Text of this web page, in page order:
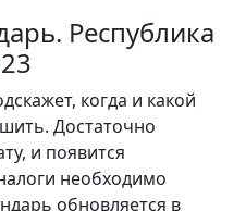
Республика
когда и какой
Достаточно
и появится
необходимо
обновляется в